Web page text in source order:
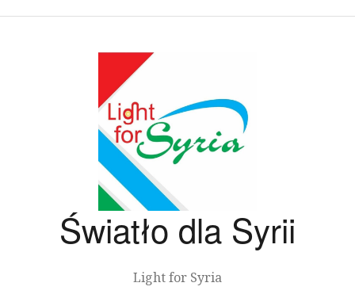
Światło dla Syrii
Light for Syria